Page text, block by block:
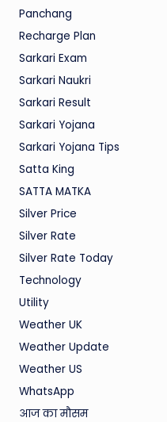
Panchang
Recharge Plan
Sarkari Exam
Sarkari Naukri
Sarkari Result
Sarkari Yojana
Sarkari Yojana Tips
Satta King
SATTA MATKA
Silver Price
Silver Rate
Silver Rate Today
Technology
Utility
Weather UK
Weather Update
Weather US
WhatsApp
आज का मौसम